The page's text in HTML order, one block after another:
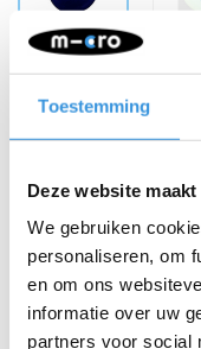
Toestemming
Deze website
We gebruiken
personaliseren, om
en om ons
informatie over uw
partners voor social
Gratis verzending
Originele, precies
Raket. Ideaal als het
is. Gemaakt van